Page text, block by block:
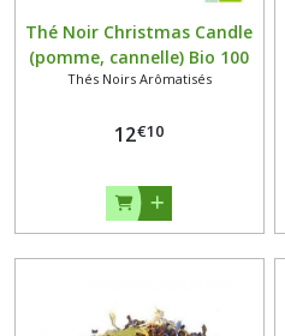
Thé Noir Christmas Candle
(pomme, cannelle) Bio 100
grammes
Thés Noirs Arômatisés
12€10